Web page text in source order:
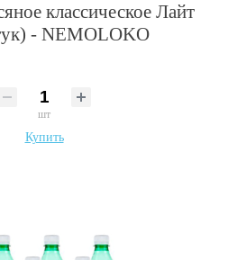
классическое Лайт
- NEMOLOKO
шт
Купить